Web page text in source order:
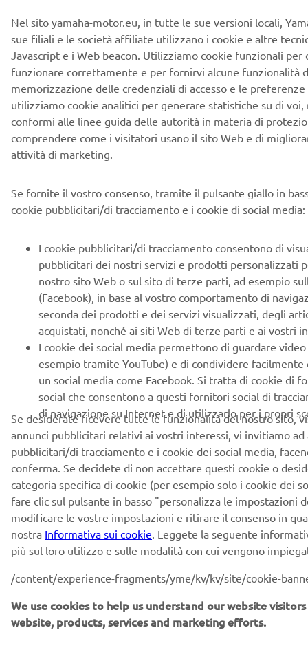
Leggi la nostra Informativa sulla privacy per sapere come
trattiamo i tuoi dati personali:
Informativa sulla Privacy
Italy (Italian)
Reserved
Nel sito yamaha-motor.eu, in tutte le sue versioni locali,
sue filiali e le società affiliate utilizzano i cookie e altre
Javascript e i Web beacon. Utilizziamo cookie funzionali per
funzionare correttamente e per fornirvi alcune funzionalità
memorizzazione delle credenziali di accesso e le
utilizziamo cookie analitici per generare statistiche su di
conformi alle linee guida delle autorità in materia di
comprendere come i visitatori usano il sito Web e di
attività di marketing.
Se fornite il vostro consenso, tramite il pulsante giallo in
cookie pubblicitari/di tracciamento e i cookie di social media:
I cookie pubblicitari/di tracciamento consentono di
pubblicitari dei nostri servizi e prodotti personalizzati
nostro sito Web o sul sito di terze parti, ad esempio
(Facebook), in base al vostro comportamento di
seconda dei prodotti e dei servizi visualizzati, degli
acquistati, nonché ai siti Web di terze parti e ai vostri
I cookie dei social media permettono di guardare
esempio tramite YouTube) e di condividere
un social media come Facebook. Si tratta di cookie di
social che consentono a questi fornitori social di
di navigazione su Internet e di utilizzarlo per i propri
Se desiderate ricevere tutte le funzionalità del nostro sito,
annunci pubblicitari relativi ai vostri interessi, vi invitiamo ad
pubblicitari/di tracciamento e i cookie dei social media,
conferma. Se decidete di non accettare questi cookie o
categoria specifica di cookie (per esempio solo i cookie dei
fare clic sul pulsante in basso "personalizza le impostazioni
modificare le vostre impostazioni e ritirare il consenso in
nostra Informativa sui cookie. Leggete la seguente
più sul loro utilizzo e sulle modalità con cui vengono
/content/experience-fragments/yme/kv/kv/site/cookie-
We use cookies to help us understand our website
website, products, services and marketing efforts.